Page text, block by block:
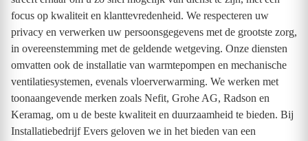
focus op kwaliteit en klanttevredenheid. We respecteren uw
privacy en verwerken uw persoonsgegevens met de grootste zorg,
in overeenstemming met de geldende wetgeving. Onze diensten
omvatten ook de installatie van warmtepompen en mechanische
ventilatiesystemen, evenals vloerverwarming. We werken met
toonaangevende merken zoals Nefit, Grohe AG, Radson en
Keramag, om u de beste kwaliteit en duurzaamheid te bieden. Bij
Installatiebedrijf Evers geloven we in het bieden van een